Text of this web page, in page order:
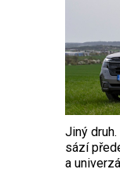
Jiný
sází
a